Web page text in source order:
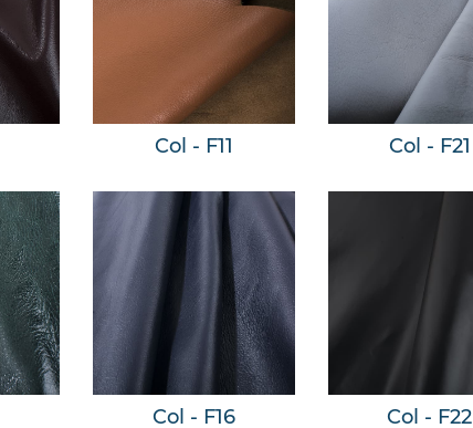
Col - F11 Col - F21
Col - F16 Col - F22